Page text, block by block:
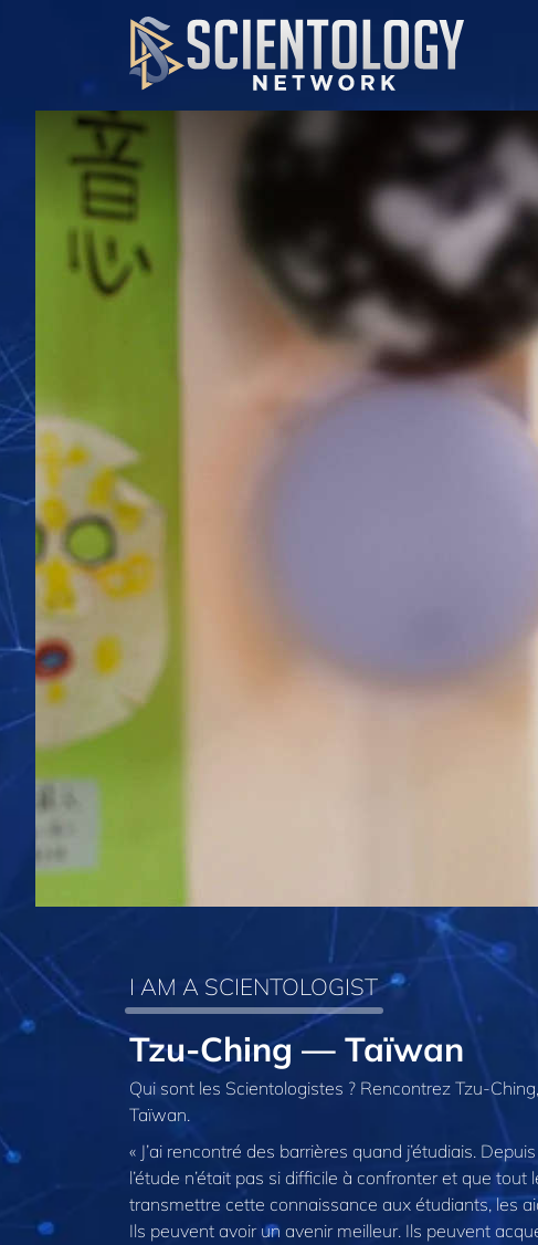
I AM A SCIENTOLOGIST
Tzu-Ching — Taïwan
Qui sont les Scientologistes ? Rencontrez Tzu-
Taïwan.
« J’ai rencontré des barrières quand j’étudiais.
l’étude n’était pas si difficile à confronter et que
transmettre cette connaissance aux étudiants, les
Ils peuvent avoir un avenir meilleur. Ils peuvent